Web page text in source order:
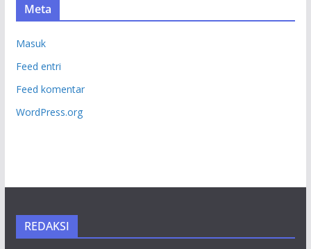
Meta
Masuk
Feed entri
Feed komentar
WordPress.org
REDAKSI